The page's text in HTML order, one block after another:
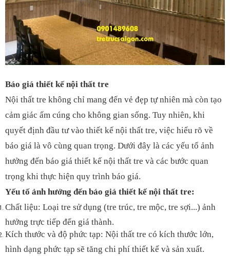
Báo giá thiết kế nội thất tre
Nội thất tre không chỉ mang đến vẻ đẹp tự nhiên mà còn tạo
cảm giác ấm cúng cho không gian sống. Tuy nhiên, khi
quyết định đầu tư vào thiết kế nội thất tre, việc hiểu rõ về
báo giá là vô cùng quan trọng. Dưới đây là các yếu tố ảnh
hưởng đến báo giá thiết kế nội thất tre và các bước quan
trọng khi thực hiện quy trình báo giá.
Yếu tố ảnh hưởng đến báo giá thiết kế nội thất tre:
Chất liệu: Loại tre sử dụng (tre trúc, tre mộc, tre sợi...) ảnh
hưởng trực tiếp đến giá thành.
Kích thước và độ phức tạp: Nội thất tre có kích thước lớn,
hình dạng phức tạp sẽ tăng chi phí thiết kế và sản xuất.